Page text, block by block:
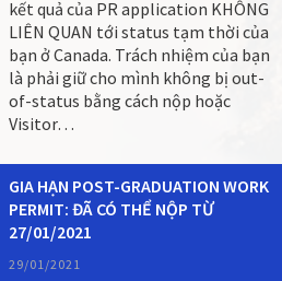
kết quả của PR application KHÔNG
LIÊN QUAN tới status tạm thời của
bạn ở Canada. Trách nhiệm của bạn
là phải giữ cho mình không bị out-
of-status bằng cách nộp hoặc
Visitor…
GIA HẠN POST-GRADUATION WORK
PERMIT: ĐÃ CÓ THỂ NỘP TỪ
27/01/2021
29/01/2021